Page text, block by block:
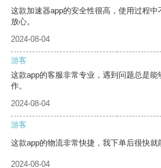
这款加速器app的安全性很高，使用过程
放心。
2024-08-04
游客
这款app的客服非常专业，遇到问题总是
作。
2024-08-04
游客
这款app的物流非常快捷，我下单后很快就
2024-08-04